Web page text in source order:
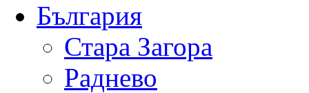
България
Стара Загора
Раднево